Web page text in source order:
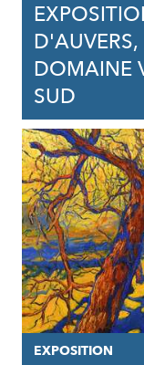
DOMAINE
SUD
EXPOSITION